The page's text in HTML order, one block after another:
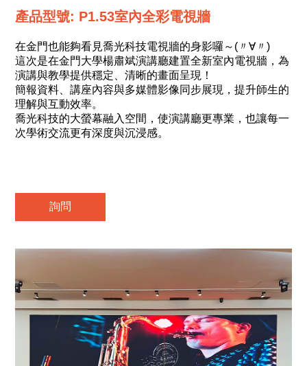
合作廠商
產品型號: P1.53室內全彩電視牆
在金門也能夠看見喬光科技電視牆的身影囉～(〃∀〃)
這次是在金門大學楊肅斌演講廳建置全新室內電視牆，為
演講與教學提供穩定、清晰的畫面呈現！
簡報資料、講座內容與多媒體影像同步展現，提升師生的
理解與互動效率。
喬光科技的大螢幕融入空間，使演講廳更專業，也讓每一
次學術交流更有深度與沉浸感。
詢問